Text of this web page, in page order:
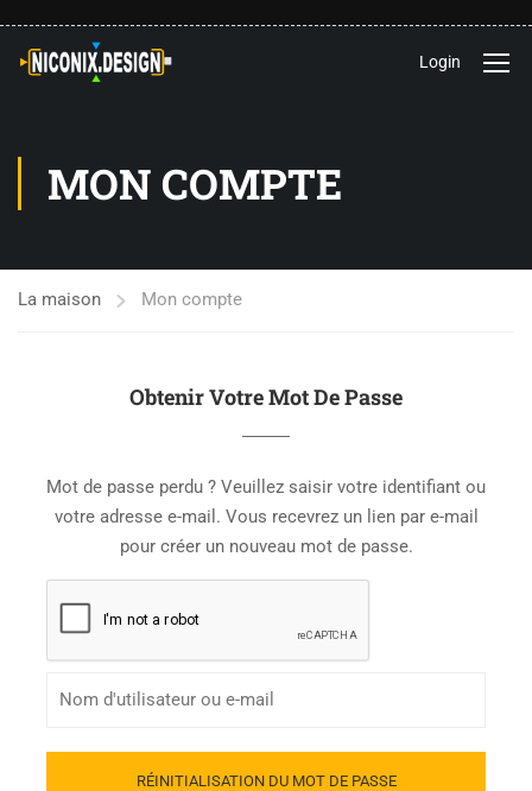
Login
MON COMPTE
La maison Mon compte
Obtenir Votre Mot De Passe
Mot de passe perdu ? Veuillez saisir votre identifiant ou
votre adresse e-mail. Vous recevrez un lien par e-mail
pour créer un nouveau mot de passe.